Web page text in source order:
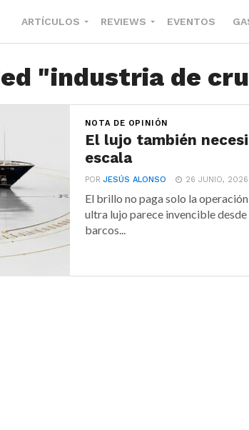
ARTÍCULOS REVIEWS EVENTOS
"industria de
NOTA DE OPINIÓN
El lujo también
escala
PORJESÚS ALONSO 26 JUNIO, 2026
El brillo no paga solo la
ultra lujo parece invencible desde
barcos...